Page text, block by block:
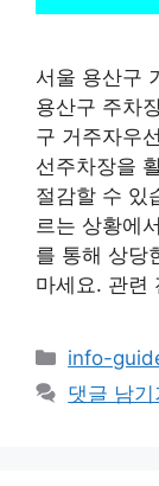
서울 용산구
용산구 주차
구 거주자우
선주차장을
절감할 수 있
르는 상황에
를 통해 상당
마세요. 관련
카
테
info-
댓글 남기